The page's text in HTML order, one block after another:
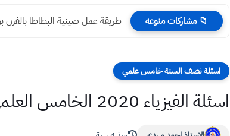
📁 مشاركات منوعه طريقة عمل صينية البطاطا بالفرن
اسئلة نصف السنة خامس علمي
اسئلة الفيزياء 2020 الخامس العلمي التطبيقي نهاية الكورس الاول